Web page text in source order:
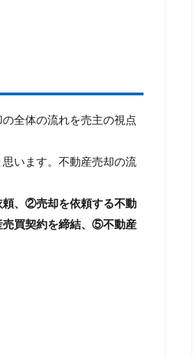
全体の流れを売主の視点
います。不動産売却の流
、②売却を依頼する不動
買契約を締結、⑤不動産